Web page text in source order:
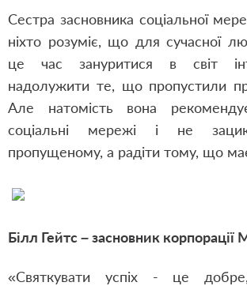
Сестра засновника соціальної
ніхто розуміє, що для сучасної
це час зануритися в світ
надолужити те, що пропустили
Але натомість вона
соціальні мережі і не
пропущеному, а радіти тому, що
Білл Гейтс – засновник корпорації
«Святкувати успіх - це